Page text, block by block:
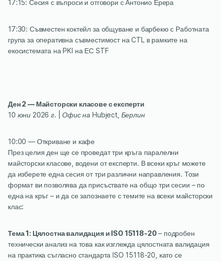
17:15: Сесия с въпроси и отговори с Антонио Ерера
17:30: Съвместен коктейл за общуване и барбекю с Работната
група за оперативна съвместимост на CTL в рамките на
екосистемата на PKI на ЕС STF
Ден 2 — Майсторски класове с експерти
‍10 юни 2026 г. | Офис на Hubject, Берлин
10:00 — Откриване и кафе
През целия ден ще се проведат три кръга паралелни
майсторски класове, водени от експерти. В всеки кръг можете
да изберете една сесия от три различни направления. Този
формат ви позволява да присъствате на общо три сесии – по
една на кръг – и да се запознаете с темите на всеки майсторски
клас:
Тема 1: Цялостна валидация и ISO 15118-20– подробен
технически анализ на това как изглежда цялостната валидация
на практика съгласно стандарта ISO 15118-20, като се